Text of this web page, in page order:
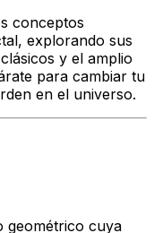
conceptos
explorando sus
y el amplio
para cambiar tu
en el universo.
geométrico cuya